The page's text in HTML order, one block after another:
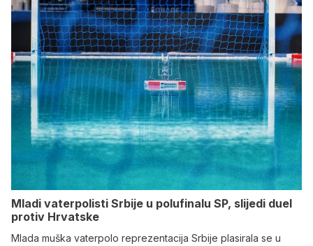
Mladi vaterpolisti Srbije u polufinalu SP, slijedi duel
protiv Hrvatske
Mlada muška vaterpolo reprezentacija Srbije plasirala se u